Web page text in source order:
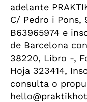
adelante
C/ Pedro i Pons,
B63965974 e
de Barcelona
38220, Libro -,
Hoja 323414,
consulta o